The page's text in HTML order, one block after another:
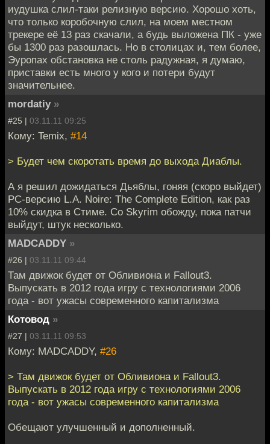
иудушка слил-таки релизную версию. Хорошо хоть,
что только коробочную слил, на моем местном
трекере её 13 раз скачали, а будь выложена ПК - уже
бы 1300 раз разошлась. Но в столицах и, тем более,
Эуропах обстановка не столь радужная, я думаю,
приставки есть много у кого и потери будут
значительнее.
mordatiy »
#25 | 03.11.11 09:25
Кому: Temix, #14
> Будет чем скоротать время до выхода Диаблы.
А я решил дожидаться Дьяблы, гоняя (скоро выйдет)
PC-версию L.A. Noire: The Complete Edition, как раз
10% скидка в Стиме. Со Skyrim обожду, пока патчи
выйдут, штук несколько.
MADCADDY »
#26 | 03.11.11 09:44
Там движок будет от Обливиона и Fallout3.
Выпускать в 2012 года игру с технологиями 2006
года - вот ужасы современного капитализма
Котовод »
#27 | 03.11.11 09:53
Кому: MADCADDY, #26
> Там движок будет от Обливиона и Fallout3.
Выпускать в 2012 года игру с технологиями 2006
года - вот ужасы современного капитализма
Обещают улучшенный и дополненный.